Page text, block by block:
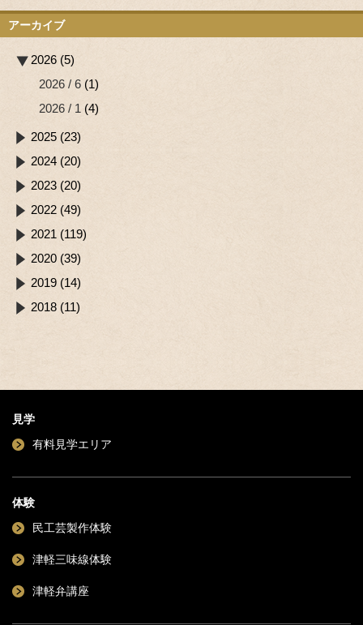
アーカイブ
2026 (5)
2026 / 6 (1)
2026 / 1 (4)
2025 (23)
2024 (20)
2023 (20)
2022 (49)
2021 (119)
2020 (39)
2019 (14)
2018 (11)
見学
有料見学エリア
体験
民工芸製作体験
津軽三味線体験
津軽弁講座